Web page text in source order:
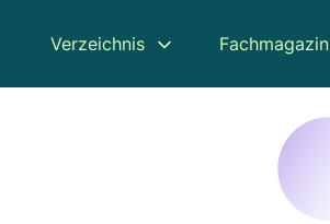
Verzeichnis Fachmagazin